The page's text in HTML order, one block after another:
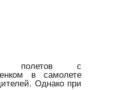
полетов с
в самолете
Однако при